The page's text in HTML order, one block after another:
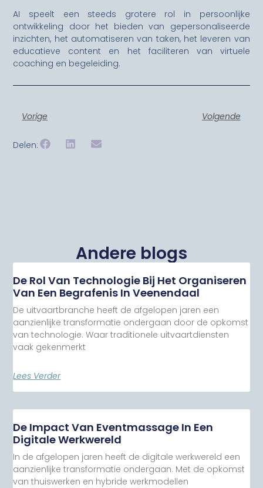
AI speelt een steeds grotere rol in persoonlijke
ontwikkeling door het bieden van gepersonaliseerde
inzichten, het automatiseren van taken, het leveren van
educatieve content en het faciliteren van virtuele
coaching en begeleiding.
Vorige Volgende
Delen:
Andere blogs
De Rol Van Technologie Bij Het Organiseren
Van Een Begrafenis In Veenendaal
De uitvaartbranche heeft de afgelopen jaren een
aanzienlijke transformatie ondergaan door de opkomst
van technologie. Waar traditionele uitvaartdiensten
vaak gekenmerkt
Lees Verder
De Impact Van Eventmassage In Een
Digitale Werkwereld
In de afgelopen jaren heeft de digitale werkwereld een
aanzienlijke transformatie ondergaan. Met de opkomst
van thuiswerken en hybride werkmodellen